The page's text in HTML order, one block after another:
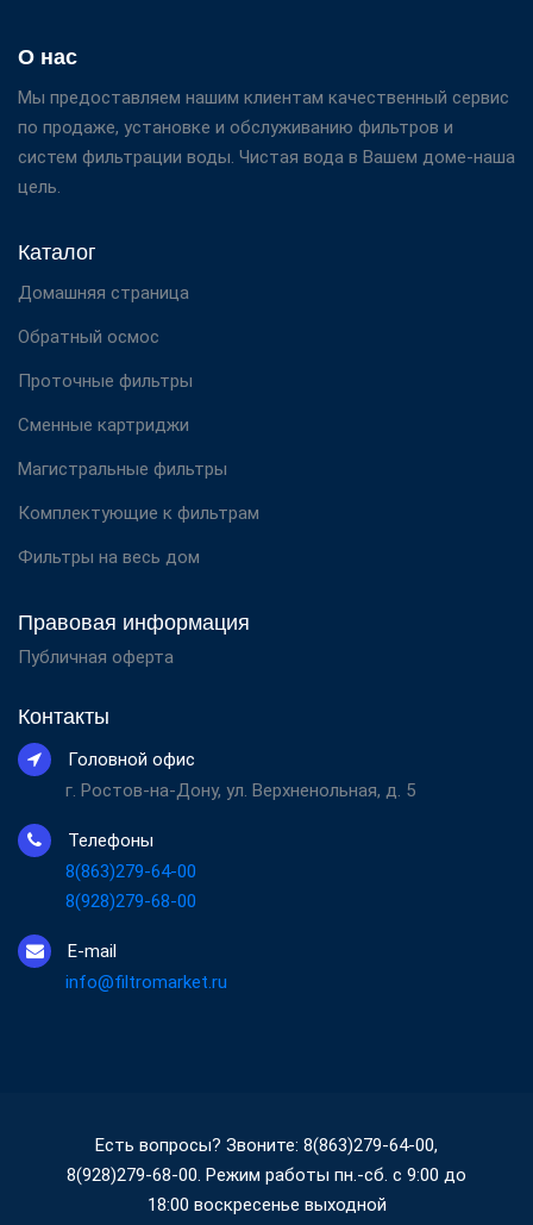
О нас
Мы предоставляем нашим клиентам качественный сервис
по продаже, установке и обслуживанию фильтров и
систем фильтрации воды. Чистая вода в Вашем доме-наша
цель.
Каталог
Домашняя страница
Обратный осмос
Проточные фильтры
Сменные картриджи
Магистральные фильтры
Комплектующие к фильтрам
Фильтры на весь дом
Правовая информация
Публичная оферта
Контакты
Головной офис
г. Ростов-на-Дону, ул. Верхненольная, д. 5
Телефоны
8(863)279-64-00
8(928)279-68-00
E-mail
info@filtromarket.ru
Есть вопросы? Звоните: 8(863)279-64-00,
8(928)279-68-00. Режим работы пн.-сб. с 9:00 до
18:00 воскресенье выходной